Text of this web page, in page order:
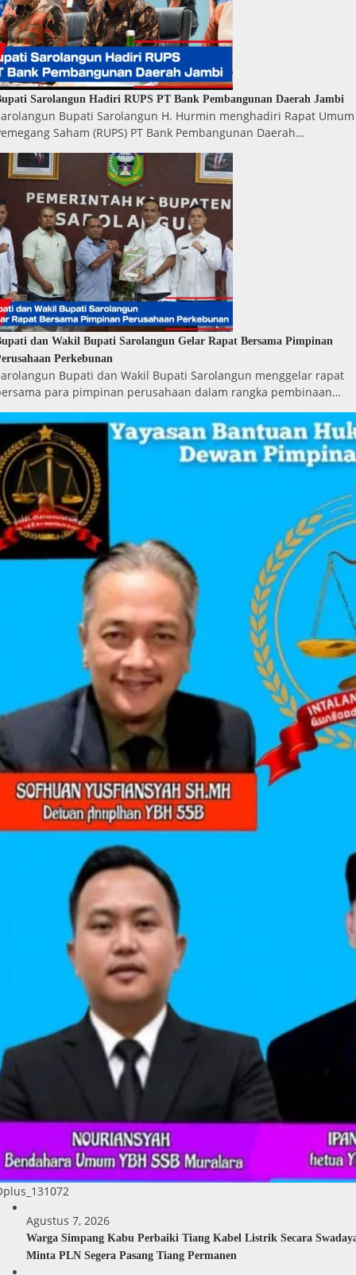
Sarolangun Hadiri RUPS PT Bank Pembangunan Daerah Jambi
Bupati Sarolangun H. Hurmin menghadiri Rapat Umum
Saham (RUPS) PT Bank Pembangunan Daerah…
dan Wakil Bupati Sarolangun Gelar Rapat Bersama Pimpinan
Perkebunan
Bupati dan Wakil Bupati Sarolangun menggelar rapat
para pimpinan perusahaan dalam rangka pembinaan…
Agustus 7, 2026
Warga Simpang Kabu Perbaiki Tiang Kabel Listrik Secara
Minta PLN Segera Pasang Tiang Permanen